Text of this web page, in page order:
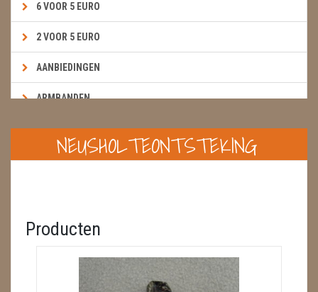
6 VOOR 5 EURO
2 VOOR 5 EURO
AANBIEDINGEN
ARMBANDEN
BOEKEN & KAARTEN E.A.R.T.H.
BOLLEN
CADEAUBONNEN
NEUSHOLTEONTSTEKING
Producten